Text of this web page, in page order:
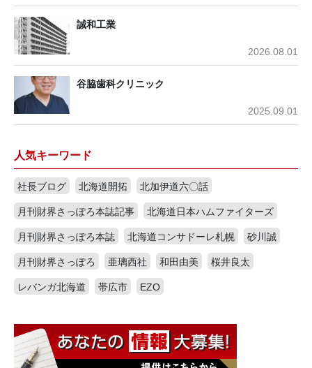
誠和工業
2026.08.01
谷脇歯科クリニック
2025.09.01
人気キーワード
社長ブログ 北海道開拓
北加伊道六〇話
月刊財界さっぽろ本誌記事
北海道日本ハムファイターズ
月刊財界さっぽろ本誌
北海道コンサドーレ札幌
砂川誠
月刊財界さっぽろ
亜璃西社 和田由美
桜井良太
レバンガ北海道
帯広市 EZO